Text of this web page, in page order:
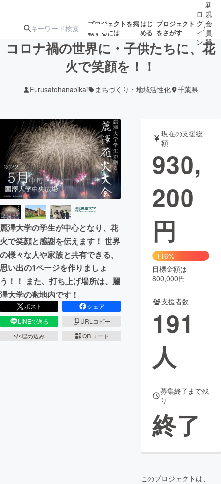
プロジェクトを掲
載するには
はじ
める
プロジェクト
をさがす
ジェクト
ターン
ジェクト
募集終了が近いプ
ロジェクト
もうすぐ公開
されます
アート・写真 音楽
テクノロジー・ガジェット ゲーム・サ
映像・映画
ビジネス・起業
まちづくり・地域活性化
CAMPFIRE for Social Good
CAMPFIRE Creation
CAMPFIREふるさと納税machi-ya コミュニティ
ロ
グ
イ
ン
/
新
規
会
員
登
録
コロナ禍の世界に・子供たちに、花
火で笑顔を！！
Furusatohanabikai まちづくり・地域活性化 千葉県
麗澤大学の学生が中心となり、花
火で笑顔と感謝を伝えます！ 世界
の様々な人や家族と共有できる、
思い出の1ページを作りましょ
う！！ また、打ち上げ場所は、麗
澤大学の敷地内です！
ポスト
シェア
LINEで送る
URLコピー
埋め込み
QRコード
現在の支援総
額
930,
200
円
116%
目標金額は
800,000円
支援者数
191
人
募集終了まで残
り
終了
このプロジェクトは、